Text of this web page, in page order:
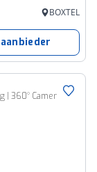
BOXTEL
| 360° Camer